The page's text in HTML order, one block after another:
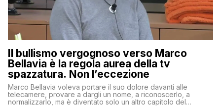
Il bullismo vergognoso verso Marco
Bellavia è la regola aurea della tv
spazzatura. Non l’eccezione
Marco Bellavia voleva portare il suo dolore davanti alle
telecamere, provare a dargli un nome, a riconoscerlo, a
normalizzarlo, ma è diventato solo un altro capitolo del